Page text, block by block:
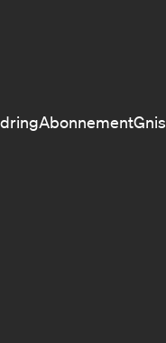
Abonnement